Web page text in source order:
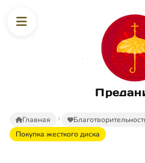
Главная
Покупка жесткого диска